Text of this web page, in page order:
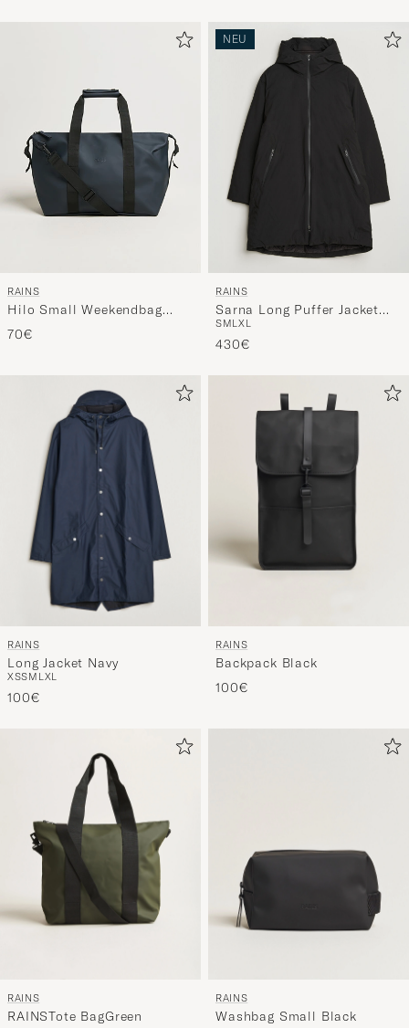
RAINS
Hilo Small Weekendbag
Navy
70€
NEU
RAINS
Sarna Long Puffer Jacket
Black
SMLXL
430€
RAINS
Long Jacket Navy
XSSM L XL
100€
RAINS
Backpack Black
100€
RAINS
RAINSTote BagGreen
RAINS
Washbag Small Black